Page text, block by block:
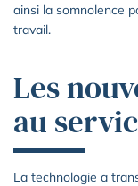
ainsi la somnolence
travail.
Les
au
La technologie a